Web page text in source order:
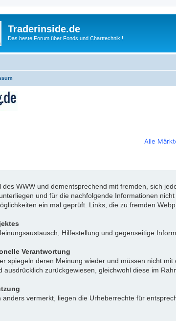
Traderinside.de
Das beste Forum über Fonds und Charttechnik !
Alle
des WWW und dementsprechend mit fremden, sich
und für die nachfolgende Informationen
ein mal geprüft. Links, die zu fremden
Hilfestellung und gegenseitige
Verantwortung
spiegeln deren Meinung wieder und müssen nicht
ausdrücklich zurückgewiesen, gleichwohl diese im
vermerkt, liegen die Urheberrechte für